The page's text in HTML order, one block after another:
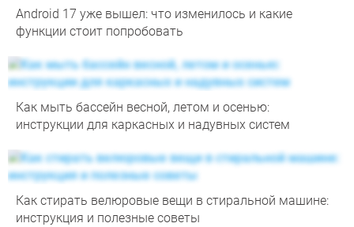
Android 17 уже вышел: что изменилось и какие
функции стоит попробовать
Как мыть бассейн весной, летом и осенью:
инструкции для каркасных и надувных систем
Как стирать велюровые вещи в стиральной машине:
инструкция и полезные советы